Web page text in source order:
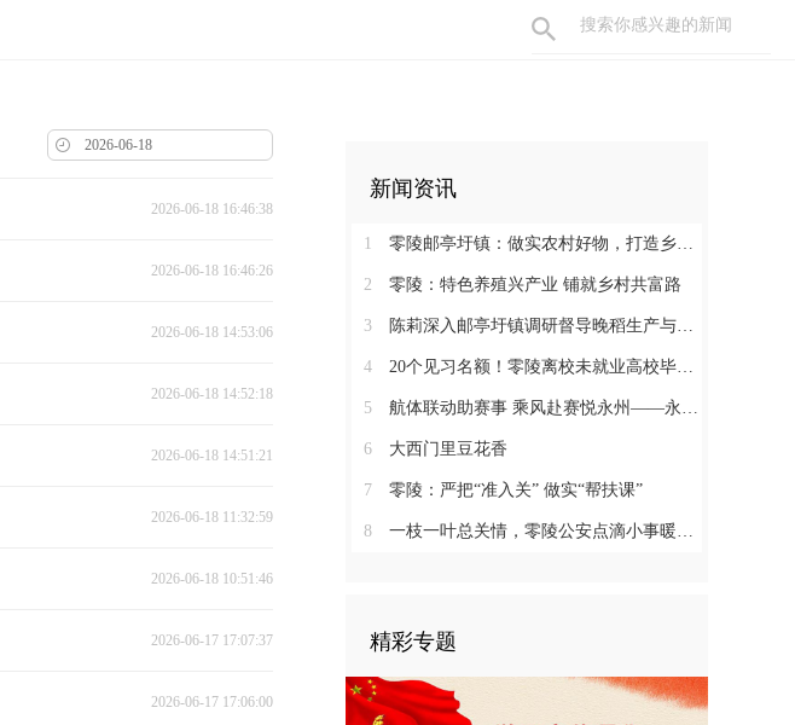
2026-06-18 16:46:38
2026-06-18 16:46:26
2026-06-18 14:53:06
2026-06-18 14:52:18
2026-06-18 14:51:21
2026-06-18 11:32:59
2026-06-18 10:51:46
2026-06-17 17:07:37
2026-06-17 17:06:00
新闻资讯
1 零陵邮亭圩镇：做实农村好物，打造乡村振兴强引擎
2 零陵：特色养殖兴产业 铺就乡村共富路
3 陈莉深入邮亭圩镇调研督导晚稻生产与粮食收购储备工作
4 20个见习名额！零陵离校未就业高校毕业生可报
5 航体联动助赛事 乘风赴赛悦永州——永州机场赋能湘超联赛打出航旅融合新活力
6 大西门里豆花香
7 零陵：严把“准入关” 做实“帮扶课”
8 一枝一叶总关情，零陵公安点滴小事暖民心
精彩专题